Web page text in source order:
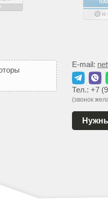
торы
E-mail:
Тел.: +7
(звонок